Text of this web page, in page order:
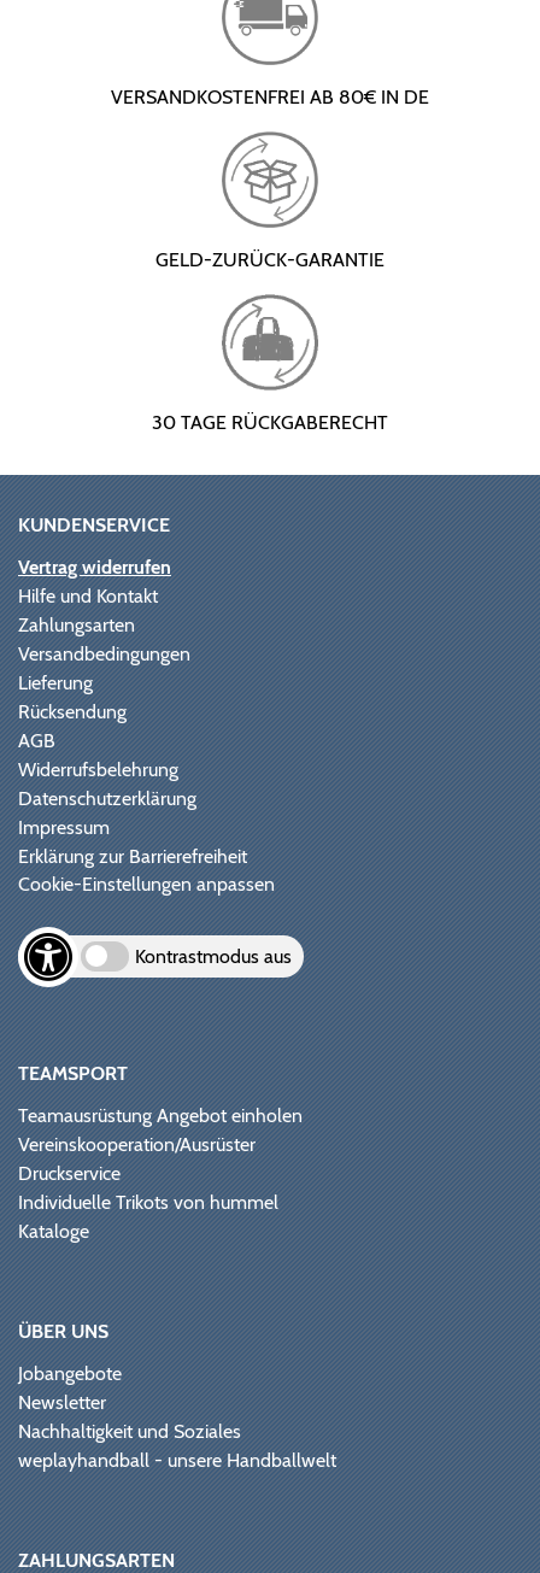
VERSANDKOSTENFREI AB 80€ IN DE
GELD-ZURÜCK-GARANTIE
30 TAGE RÜCKGABERECHT
KUNDENSERVICE
Vertrag widerrufen
Hilfe und Kontakt
Zahlungsarten
Versandbedingungen
Lieferung
Rücksendung
AGB
Widerrufsbelehrung
Datenschutzerklärung
Impressum
Erklärung zur Barrierefreiheit
Cookie-Einstellungen anpassen
Kontrastmodus aus
TEAMSPORT
Teamausrüstung Angebot einholen
Vereinskooperation/Ausrüster
Druckservice
Individuelle Trikots von hummel
Kataloge
ÜBER UNS
Jobangebote
Newsletter
Nachhaltigkeit und Soziales
weplayhandball - unsere Handballwelt
ZAHLUNGSARTEN